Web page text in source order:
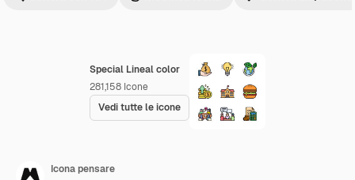
Special Lineal color
281,158 Icone
Vedi tutte le icone
Icona pensare